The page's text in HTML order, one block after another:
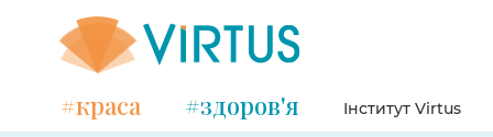
#краса #здоров'я Інститут Virtus